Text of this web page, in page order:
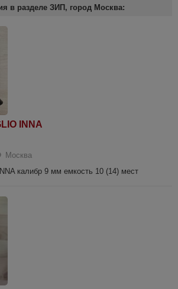
в разделе ЗИП, город Москва:
INNA
Москва
калибр 9 мм емкость 10 (14) мест